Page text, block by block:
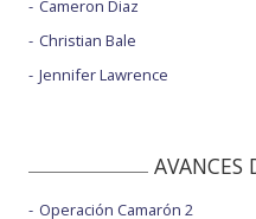
Cameron Diaz
Christian Bale
Jennifer Lawrence
AVANCES
Operación Camarón 2